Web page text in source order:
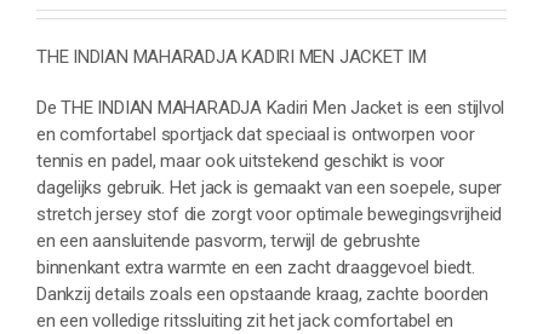
was:
€74.95.
is:
€59.95.
THE INDIAN MAHARADJA KADIRI MEN JACKET IM
De THE INDIAN MAHARADJA Kadiri Men Jacket is een stijlvol
en comfortabel sportjack dat speciaal is ontworpen voor
tennis en padel, maar ook uitstekend geschikt is voor
dagelijks gebruik. Het jack is gemaakt van een soepele, super
stretch jersey stof die zorgt voor optimale bewegingsvrijheid
en een aansluitende pasvorm, terwijl de gebrushte
binnenkant extra warmte en een zacht draaggevoel biedt.
Dankzij details zoals een opstaande kraag, zachte boorden
en een volledige ritssluiting zit het jack comfortabel en